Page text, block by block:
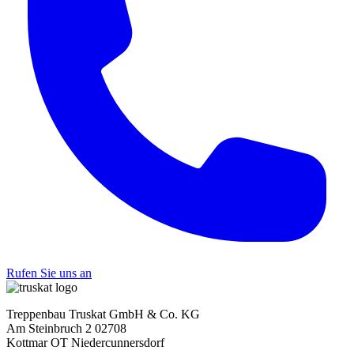
Rufen Sie uns an
Treppenbau Truskat GmbH & Co. KG
Am Steinbruch 2 02708
Kottmar OT Niedercunnersdorf